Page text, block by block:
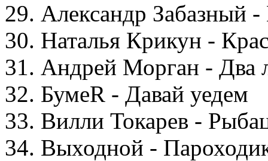
29. Александр Забазный -
30. Наталья Крикун -
31. Андрей Морган - Два
32. БумеR - Давай уедем
33. Вилли Токарев -
34. Выходной -